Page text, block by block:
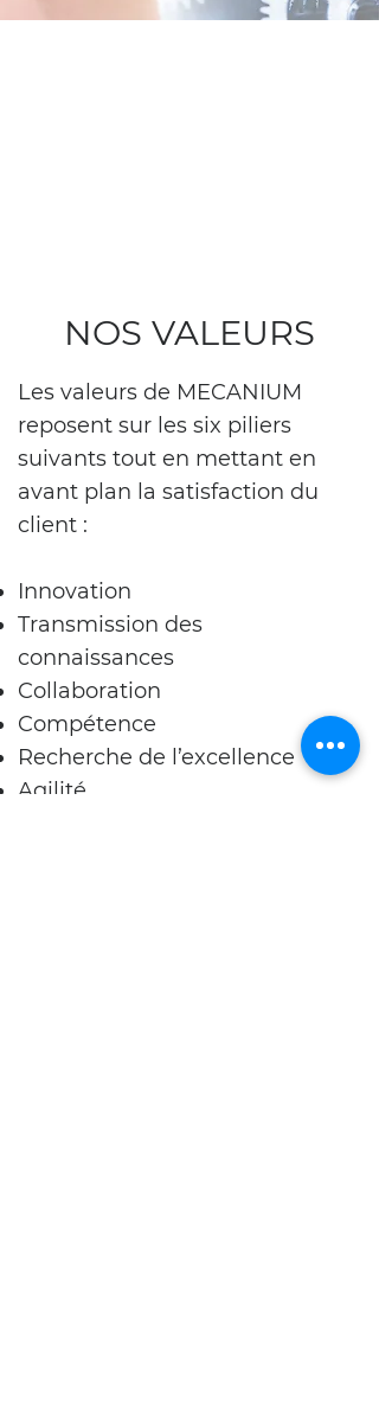
NOS VALEURS
Les valeurs de MECANIUM
reposent sur les six piliers
suivants tout en mettant en
avant plan la satisfaction du
client :
Innovation
Transmission des
connaissances
Collaboration
Compétence
Recherche de l’excellence
Agilité